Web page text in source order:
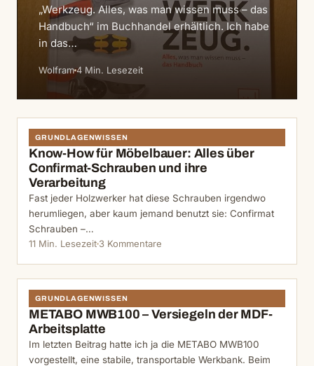
„Werkzeug. Alles, was man wissen muss – das
Handbuch“ im Buchhandel erhältlich. Ich habe
in das…
Wolfram4 Min. Lesezeit
GRUNDLAGENWISSEN
Know-How für Möbelbauer: Alles über
Confirmat-Schrauben und ihre
Verarbeitung
Fast jeder Holzwerker hat diese Schrauben irgendwo
herumliegen, aber kaum jemand benutzt sie: Confirmat
Schrauben –…
11 Min. Lesezeit 3 Kommentare
GRUNDLAGENWISSEN
METABO MWB100 – Versiegeln der MDF-
Arbeitsplatte
Im letzten Beitrag hatte ich ja die METABO MWB100
vorgestellt, eine stabile, transportable Werkbank. Beim